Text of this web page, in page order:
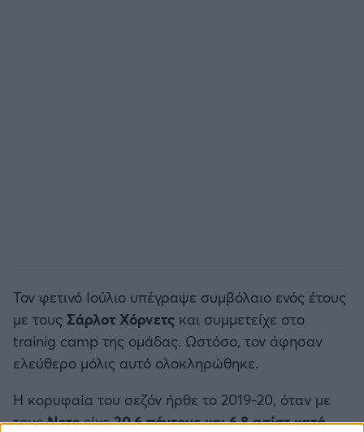
Τον φετινό Ιούλιο υπέγραψε συμβόλαιο ενός έτους
με τους Σάρλοτ Χόρνετς και συμμετείχε στο
trainig camp της ομάδας. Ωστόσο, τον άφησαν
ελεύθερο μόλις αυτό ολοκληρώθηκε.
Η κορυφαία του σεζόν ήρθε το 2019-20, όταν με
τουςΝετςείχε20,6 πόντους και 6,8 ασίστ κατά